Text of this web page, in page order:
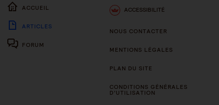
ACCUEIL
ARTICLES
FORUM
ACCESSIBILITÉ
NOUS CONTACTER
MENTIONS LÉGALES
PLAN DU SITE
CONDITIONS GÉNÉRALES
D’UTILISATION